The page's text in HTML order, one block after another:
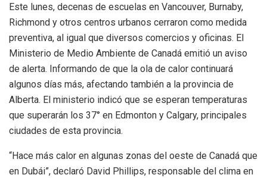
Este lunes, decenas de escuelas en Vancouver, Burnaby,
Richmond y otros centros urbanos cerraron como medida
preventiva, al igual que diversos comercios y oficinas. El
Ministerio de Medio Ambiente de Canadá emitió un aviso
de alerta. Informando de que la ola de calor continuará
algunos días más, afectando también a la provincia de
Alberta. El ministerio indicó que se esperan temperaturas
que superarán los 37° en Edmonton y Calgary, principales
ciudades de esta provincia.
“Hace más calor en algunas zonas del oeste de Canadá que
en Dubái”, declaró David Phillips, responsable del clima en